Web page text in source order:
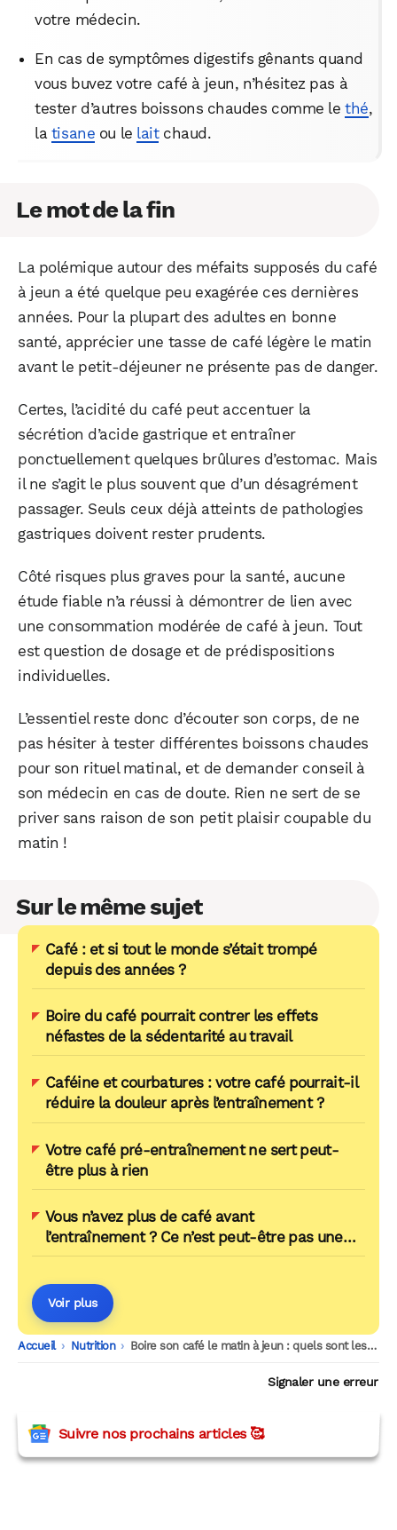
votre médecin.
En cas de symptômes digestifs gênants quand
vous buvez votre café à jeun, n’hésitez pas à
tester d’autres boissons chaudes comme lethé,
la tisane ou le laitchaud.
Le mot de la fin
La polémique autour des méfaits supposés du café
à jeun a été quelque peu exagérée ces dernières
années. Pour la plupart des adultes en bonne
santé, apprécier une tasse de café légère le matin
avant le petit-déjeuner ne présente pas de danger.
Certes, l’acidité du café peut accentuer la
sécrétion d’acide gastrique et entraîner
ponctuellement quelques brûlures d’estomac. Mais
il ne s’agit le plus souvent que d’un désagrément
passager. Seuls ceux déjà atteints de pathologies
gastriques doivent rester prudents.
Côté risques plus graves pour la santé, aucune
étude fiable n’a réussi à démontrer de lien avec
une consommation modérée de café à jeun. Tout
est question de dosage et de prédispositions
individuelles.
L’essentiel reste donc d’écouter son corps, de ne
pas hésiter à tester différentes boissons chaudes
pour son rituel matinal, et de demander conseil à
son médecin en cas de doute. Rien ne sert de se
priver sans raison de son petit plaisir coupable du
matin !
Sur le même sujet
Café : et si tout le monde s’était trompé
depuis des années ?
Boire du café pourrait contrer les effets
néfastes de la sédentarité au travail
Caféine et courbatures : votre café pourrait-il
réduire la douleur après l’entraînement ?
Votre café pré-entraînement ne sert peut-
être plus à rien
Vous n’avez plus de café avant
l’entraînement ? Ce n’est peut-être pas une
mauvaise nouvelle
Voir plus
Accueil -
Nutrition -
Boire son café le matin à jeun : quels sont les vrais risques pour votre santé ?
Signaler une erreur
Suivre nos prochains articles 🥰